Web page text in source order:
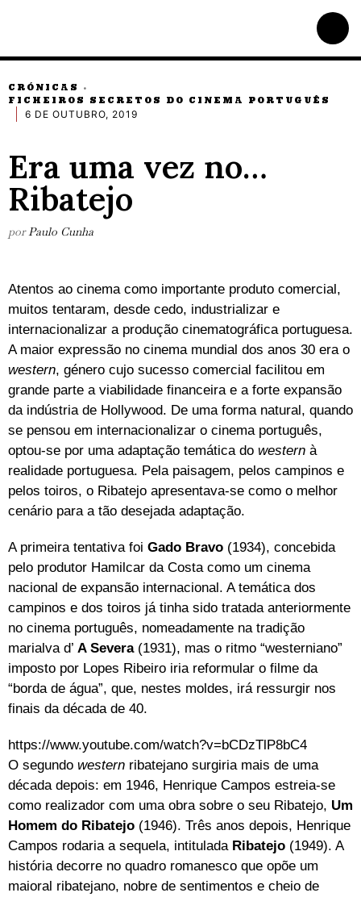
CRÓNICAS
·
FICHEIROS SECRETOS DO CINEMA PORTUGUÊS
6 DE OUTUBRO, 2019
Era uma vez no…
Ribatejo
por Paulo Cunha
Atentos ao cinema como importante produto comercial,
muitos tentaram, desde cedo, industrializar e
internacionalizar a produção cinematográfica portuguesa.
A maior expressão no cinema mundial dos anos 30 era o
western, género cujo sucesso comercial facilitou em
grande parte a viabilidade financeira e a forte expansão
da indústria de Hollywood. De uma forma natural, quando
se pensou em internacionalizar o cinema português,
optou-se por uma adaptação temática do western à
realidade portuguesa. Pela paisagem, pelos campinos e
pelos toiros, o Ribatejo apresentava-se como o melhor
cenário para a tão desejada adaptação.
A primeira tentativa foi Gado Bravo (1934), concebida
pelo produtor Hamilcar da Costa como um cinema
nacional de expansão internacional. A temática dos
campinos e dos toiros já tinha sido tratada anteriormente
no cinema português, nomeadamente na tradição
marialva d’ A Severa(1931), mas o ritmo “westerniano”
imposto por Lopes Ribeiro iria reformular o filme da
“borda de água”, que, nestes moldes, irá ressurgir nos
finais da década de 40.
https://www.youtube.com/watch?v=bCDzTlP8bC4
O segundo western ribatejano surgiria mais de uma
década depois: em 1946, Henrique Campos estreia-se
como realizador com uma obra sobre o seu Ribatejo, Um
Homem do Ribatejo (1946). Três anos depois, Henrique
Campos rodaria a sequela, intitulada Ribatejo (1949). A
história decorre no quadro romanesco que opõe um
maioral ribatejano, nobre de sentimentos e cheio de